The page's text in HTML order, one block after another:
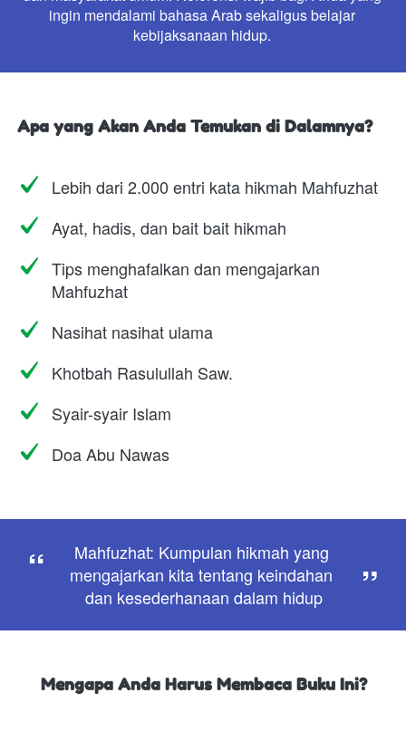
ingin mendalami bahasa Arab sekaligus belajar
kebijaksanaan hidup.
Apa yang Akan Anda Temukan di Dalamnya?
Lebih dari 2.000 entri kata hikmah Mahfuzhat
Ayat, hadis, dan bait bait hikmah
Tips menghafalkan dan mengajarkan
Mahfuzhat
Nasihat nasihat ulama
Khotbah Rasulullah Saw.
Syair-syair Islam
Doa Abu Nawas
“
Mahfuzhat: Kumpulan hikmah yang
mengajarkan kita tentang keindahan
dan kesederhanaan dalam hidup
”
Mengapa Anda Harus Membaca Buku Ini?